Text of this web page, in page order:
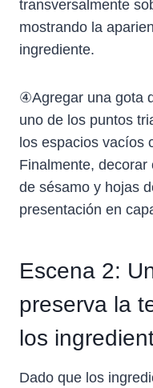
transversalmente
mostrando la
ingrediente.
④Agregar una gota
uno de los puntos
los espacios vacíos
Finalmente,
de sésamo y hojas
presentación en
Escena 2:
preserva la
los
Dado que los